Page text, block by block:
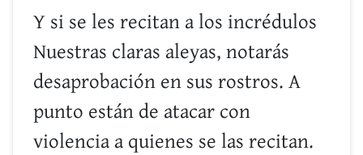
Y si se les recitan a los incrédulos
Nuestras claras aleyas, notarás
desaprobación en sus rostros. A
punto están de atacar con
violencia a quienes se las recitan.